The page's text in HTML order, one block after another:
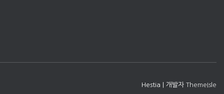
Hestia | 개발자 ThemeIsle